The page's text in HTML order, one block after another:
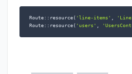
Route::resource( 'line-items'
Route::resource( 'users'